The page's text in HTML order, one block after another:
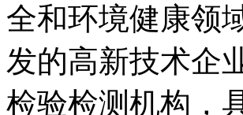
全和环境健康领
发的高新技术企
检验检测机构，